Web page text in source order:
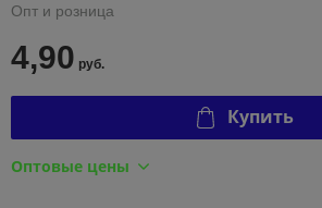
Опт и розница
4,90 руб.
Купить
Оптовые цены